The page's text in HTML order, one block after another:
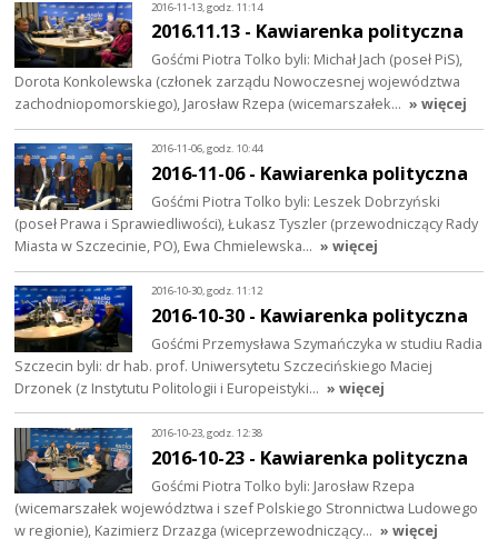
2016-11-13, godz. 11:14
2016.11.13 - Kawiarenka polityczna
Gośćmi Piotra Tolko byli: Michał Jach (poseł PiS),
Dorota Konkolewska (członek zarządu Nowoczesnej województwa
zachodniopomorskiego), Jarosław Rzepa (wicemarszałek… » więcej
2016-11-06, godz. 10:44
2016-11-06 - Kawiarenka polityczna
Gośćmi Piotra Tolko byli: Leszek Dobrzyński
(poseł Prawa i Sprawiedliwości), Łukasz Tyszler (przewodniczący Rady
Miasta w Szczecinie, PO), Ewa Chmielewska… » więcej
2016-10-30, godz. 11:12
2016-10-30 - Kawiarenka polityczna
Gośćmi Przemysława Szymańczyka w studiu Radia
Szczecin byli: dr hab. prof. Uniwersytetu Szczecińskiego Maciej
Drzonek (z Instytutu Politologii i Europeistyki… » więcej
2016-10-23, godz. 12:38
2016-10-23 - Kawiarenka polityczna
Gośćmi Piotra Tolko byli: Jarosław Rzepa
(wicemarszałek województwa i szef Polskiego Stronnictwa Ludowego
w regionie), Kazimierz Drzazga (wiceprzewodniczący… » więcej